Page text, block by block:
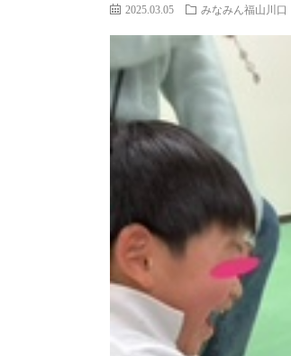
2025.03.05 みなみん福山川口